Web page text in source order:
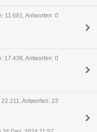
11.681, Antworten: 0
17.438, Antworten: 0
Antworten: 23